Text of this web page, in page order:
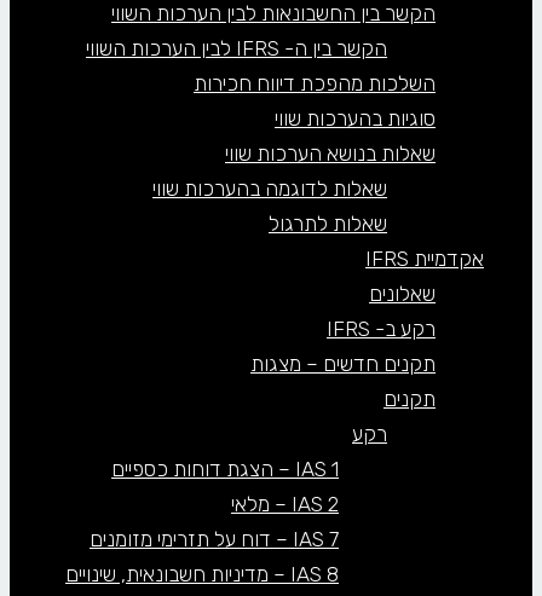
הקשר בין החשבונאות לבין הערכות השווי
הקשר בין ה- IFRS לבין הערכות השווי
השלכות מהפכת דיווח חכירות
סוגיות בהערכות שווי
שאלות בנושא הערכות שווי
שאלות לדוגמה בהערכות שווי
שאלות לתרגול
אקדמיית IFRS
שאלונים
רקע ב- IFRS
תקנים חדשים – מצגות
תקנים
רקע
IAS 1 – הצגת דוחות כספיים
IAS 2 – מלאי
IAS 7 – דוח על תזרימי מזומנים
IAS 8 – מדיניות חשבונאית, שינויים